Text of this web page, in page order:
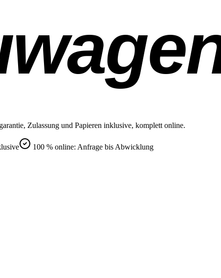
Zulassung und Papieren inklusive, komplett online.
100 % online: Anfrage bis Abwicklung